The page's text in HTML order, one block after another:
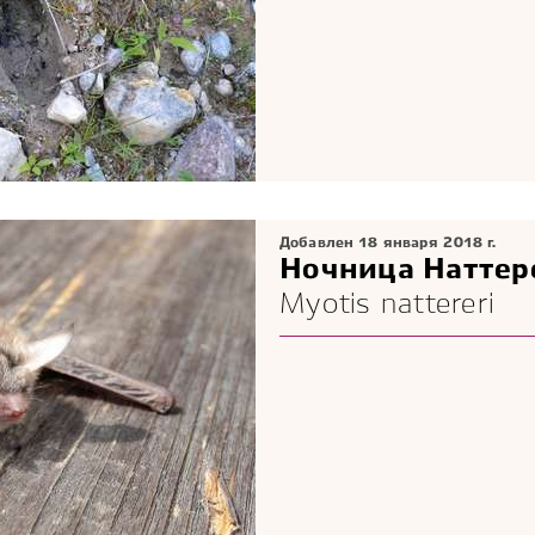
Добавлен 18 января 2018 г.
Ночница
Myotis nattereri